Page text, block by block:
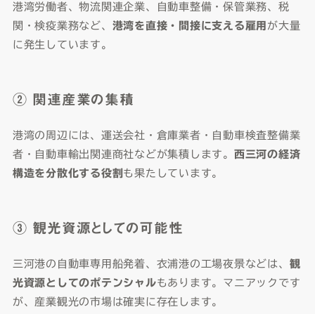
港湾労働者、物流関連企業、自動車整備・保管業務、税
関・検疫業務など、 港湾を直接・間接に支える雇用 が大量
に発生しています。
② 関連産業の集積
港湾の周辺には、運送会社・倉庫業者・自動車検査整備業
者・自動車輸出関連商社などが集積します。 西三河の経済
構造を分散化する役割 も果たしています。
③ 観光資源としての可能性
三河港の自動車専用船発着、衣浦港の工場夜景などは、 観
光資源としてのポテンシャルもあります。マニアックです
が、産業観光の市場は確実に存在します。